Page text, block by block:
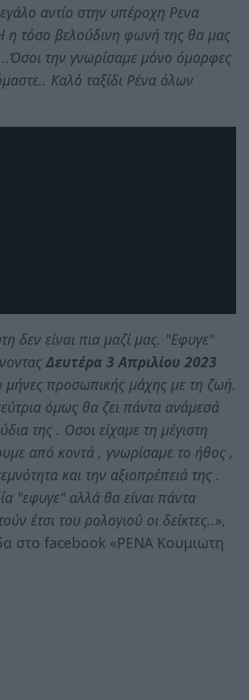
αντίο στην υπέροχη Ρενα
η τόσο βελούδινη φωνή της θα μας
την γνωρίσαμε μόνο όμορφες
Καλό ταξίδι Ρένα όλων
δεν είναι πια μαζί μας. "Εφυγε"
Δευτέρα 3 Απριλίου 2023
προσωπικής μάχης με τη ζωή.
όμως θα ζει πάντα ανάμεσά
της . Οσοι είχαμε τη μέγιστη
από κοντά , γνωρίσαμε το ήθος ,
και την αξιοπρέπειά της .
"εφυγε" αλλά θα είναι πάντα
έτσι του ρολογιού οι δείκτες..»,
στο facebook «ΡΕΝΑ Κουμιωτη